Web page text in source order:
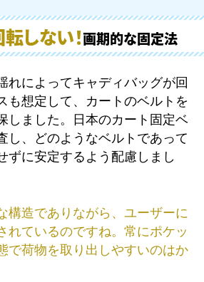
しない！画期的な固定法
れによってキャディバッグが回
も想定して、カートのベルトを
しました。日本のカート固定ベ
し、どのようなベルトであって
ずに安定するよう配慮しまし
構造でありながら、ユーザーに
れているのですね。常にポケッ
で荷物を取り出しやすいのはか
Feature
特集
3つの哲学
Tour Pros
ツアープロ情報
Concept Shop
試打・フィッティング
イベント情報
Rental Club
レンタルクラブサービス
Recruit
採用情報